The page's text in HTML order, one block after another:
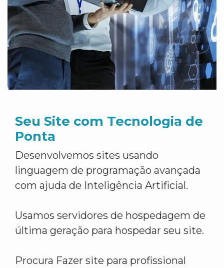
Seu Site com Tecnologia de
Ponta
Desenvolvemos sites usando
linguagem de programação avançada
com ajuda de Inteligência Artificial.
Usamos servidores de hospedagem de
última geração para hospedar seu site.
Procura Fazer site para profissional